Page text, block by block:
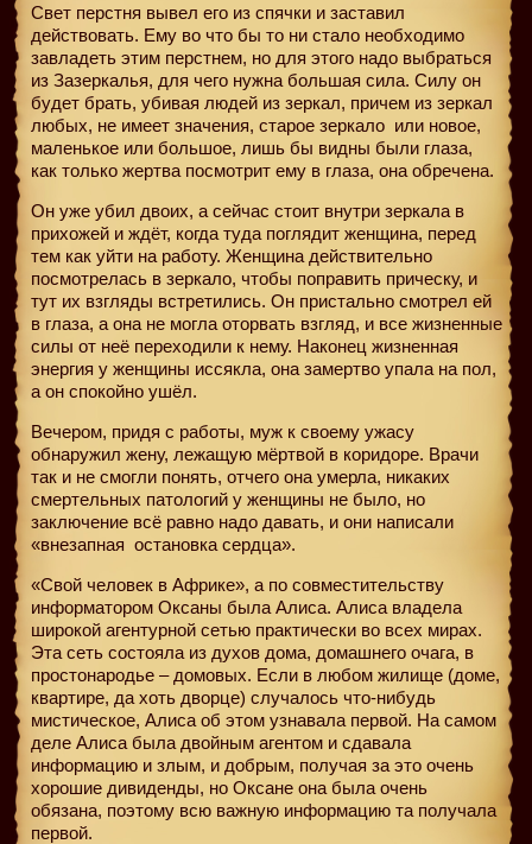
Свет перстня вывел его из спячки и заставил
действовать. Ему во что бы то ни стало необходимо
завладеть этим перстнем, но для этого надо выбраться
из Зазеркалья, для чего нужна большая сила. Силу он
будет брать, убивая людей из зеркал, причем из зеркал
любых, не имеет значения, старое зеркало или новое,
маленькое или большое, лишь бы видны были глаза,
как только жертва посмотрит ему в глаза, она обречена.
Он уже убил двоих, а сейчас стоит внутри зеркала в
прихожей и ждёт, когда туда поглядит женщина, перед
тем как уйти на работу. Женщина действительно
посмотрелась в зеркало, чтобы поправить прическу, и
тут их взгляды встретились. Он пристально смотрел ей
в глаза, а она не могла оторвать взгляд, и все жизненные
силы от неё переходили к нему. Наконец жизненная
энергия у женщины иссякла, она замертво упала на пол,
а он спокойно ушёл.
Вечером, придя с работы, муж к своему ужасу
обнаружил жену, лежащую мёртвой в коридоре. Врачи
так и не смогли понять, отчего она умерла, никаких
смертельных патологий у женщины не было, но
заключение всё равно надо давать, и они написали
«внезапная остановка сердца».
«Свой человек в Африке», а по совместительству
информатором Оксаны была Алиса. Алиса владела
широкой агентурной сетью практически во всех мирах.
Эта сеть состояла из духов дома, домашнего очага, в
простонародье – домовых. Если в любом жилище (доме,
квартире, да хоть дворце) случалось что-нибудь
мистическое, Алиса об этом узнавала первой. На самом
деле Алиса была двойным агентом и сдавала
информацию и злым, и добрым, получая за это очень
хорошие дивиденды, но Оксане она была очень
обязана, поэтому всю важную информацию та получала
первой.